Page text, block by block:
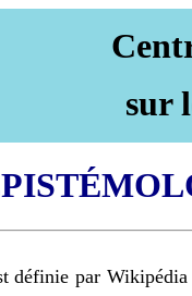
sur
définie par Wikipédia